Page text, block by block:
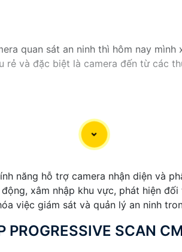
quan sát an ninh thì hôm nay
rẻ và đặc biệt là camera đến từ các
năng hỗ trợ camera nhận diện và
xâm nhập khu vực, phát hiện
việc giám sát và quản lý an ninh
PROGRESSIVE SCAN